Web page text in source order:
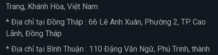
Trang, Khánh Hòa, Việt Nam
* Địa chỉ tại Đồng Tháp : 66 Lê Anh Xuân, Phường 2, TP. Cao
Lãnh, Đồng Tháp
* Địa chỉ tại Bình Thuận : 110 Đặng Văn Ngữ, Phú Trinh, thành